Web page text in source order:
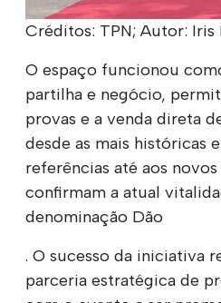
Créditos: TPN; Autor: Iris
O espaço funcionou
partilha e negócio,
provas e a venda direta
desde as mais históricas
referências até aos
confirmam a atual
denominação Dão
. O sucesso da iniciativa
parceria estratégica de